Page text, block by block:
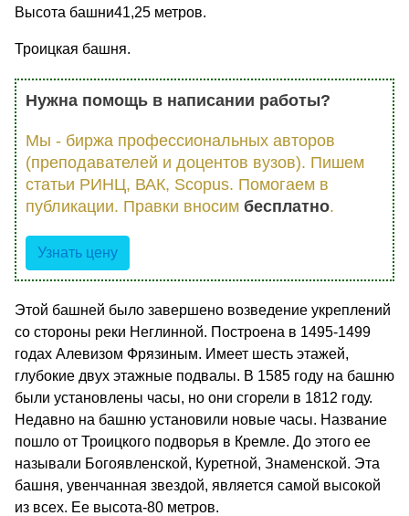
Высота башни41,25 метров.
Троицкая башня.
Нужна помощь в написании работы?
Мы - биржа профессиональных авторов
(преподавателей и доцентов вузов). Пишем
статьи РИНЦ, ВАК, Scopus. Помогаем в
публикации. Правки вносим бесплатно.
Узнать цену
Этой башней было завершено возведение укреплений
со стороны реки Неглинной. Построена в 1495-1499
годах Алевизом Фрязиным. Имеет шесть этажей,
глубокие двух этажные подвалы. В 1585 году на башню
были установлены часы, но они сгорели в 1812 году.
Недавно на башню установили новые часы. Название
пошло от Троицкого подворья в Кремле. До этого ее
называли Богоявленской, Куретной, Знаменской. Эта
башня, увенчанная звездой, является самой высокой
из всех. Ее высота-80 метров.